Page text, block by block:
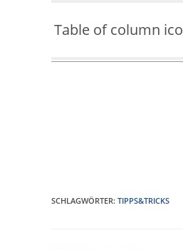
Table of column
SCHLAGWÖRTER: TIPPS&TRICKS